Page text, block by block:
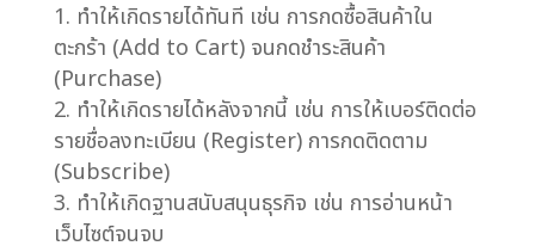
ทำให้เกิดรายได้ทันที เช่น การกดซื้อสินค้าใน
ตะกร้า (Add to Cart) จนกดชำระสินค้า
(Purchase)
ทำให้เกิดรายได้หลังจากนี้ เช่น การให้เบอร์ติดต่อ
รายชื่อลงทะเบียน (Register) การกดติดตาม
(Subscribe)
ทำให้เกิดฐานสนับสนุนธุรกิจ เช่น การอ่านหน้า
เว็บไซต์จนจบ